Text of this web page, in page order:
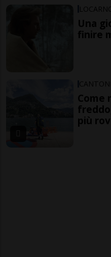
Una
finire
Come
più